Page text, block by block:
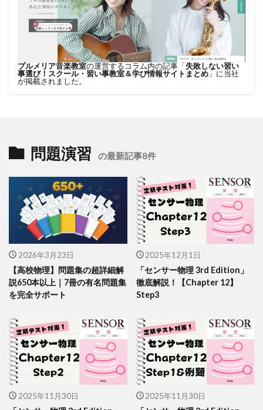
プルメリア音楽教室の運営するコラム内の記事「失敗しない習い
事選び！スクール・習い事教室＆学び情報サイトまとめ 」に当社
が掲載されました。
問題演習 の最新記事8件
2026年3月23日
【高校物理】問題集の超詳細解
説650本以上｜7冊の有名問題集
を完全サポート
2025年12月1日
「センサー物理 3rd Edition」
徹底解説！【Chapter 12】
Step3
2025年11月30日 2025年11月30日